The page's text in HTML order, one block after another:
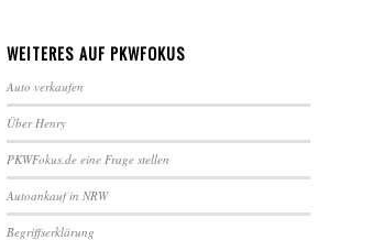
WEITERES AUF PKWFOKUS
Auto verkaufen
Über Henry
PKWFokus.de eine Frage stellen
Autoankauf in NRW
Begriffserklärung